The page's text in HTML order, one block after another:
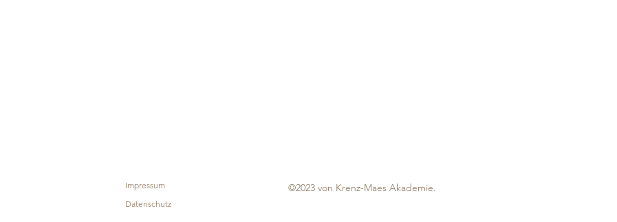
Impressum ©2023 von Krenz-Maes Akademie.
Datenschutz